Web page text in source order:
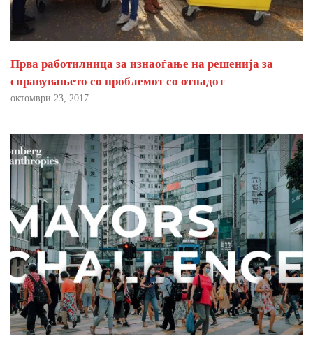
Прва работилница за изнаоѓање на решенија за
справувањето со проблемот со отпадот
октомври 23, 2017